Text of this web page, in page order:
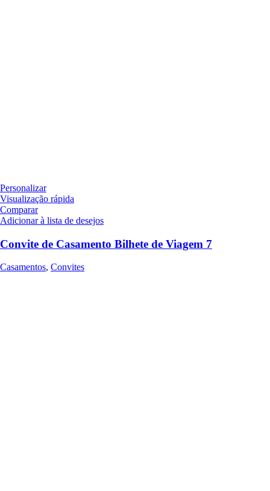
Personalizar
Visualização rápida
Comparar
Adicionar à lista de desejos
Convite de Casamento Bilhete de Viagem 7
Casamentos, Convites